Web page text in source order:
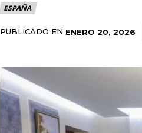
ESPAÑA
PUBLICADO EN ENERO 20, 2026